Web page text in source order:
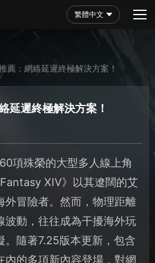
繁體中文
薦：網絡延遲終極解決方案！
延遲終極解決方案！
項殊榮的大型多人線上角
XIV》以其遼闊的艾
外冒險者。然而，物理距離
波動，往往成為干擾海外玩
。隨著7.25版本更新，包含
內的多項新內容登場，對網